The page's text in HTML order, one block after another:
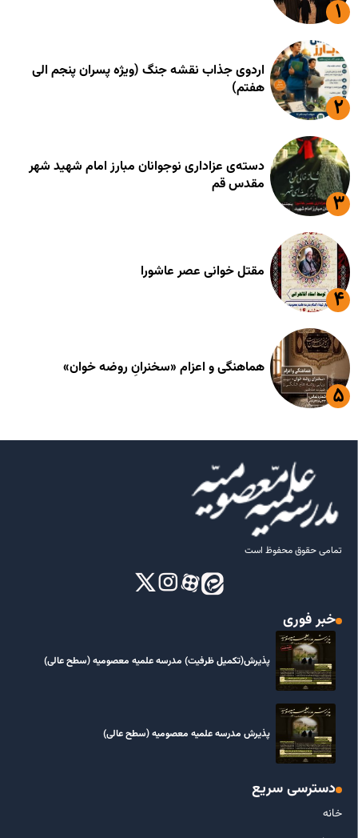
اردوی جذاب نقشه جنگ (ویژه پسران پنجم الی
هفتم)
دسته‌ی عزاداری نوجوانان مبارز امام شهید شهر
مقدس قم
مقتل خوانی عصر عاشورا
هماهنگی و اعزام «سخنرانِ روضه خوان»
تمامی حقوق محفوظ است
خبر فوری
پذیرش(تکمیل ظرفیت) مدرسه علمیه معصومیه‌ (سطح عالی)
پذیرش مدرسه علمیه معصومیه‌ (سطح عالی)
دسترسی سریع
خانه